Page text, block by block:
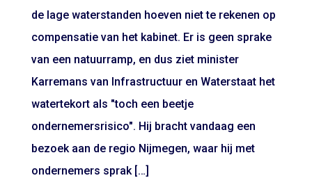
de lage waterstanden hoeven niet te rekenen op
compensatie van het kabinet. Er is geen sprake
van een natuurramp, en dus ziet minister
Karremans van Infrastructuur en Waterstaat het
watertekort als "toch een beetje
ondernemersrisico". Hij bracht vandaag een
bezoek aan de regio Nijmegen, waar hij met
ondernemers sprak […]